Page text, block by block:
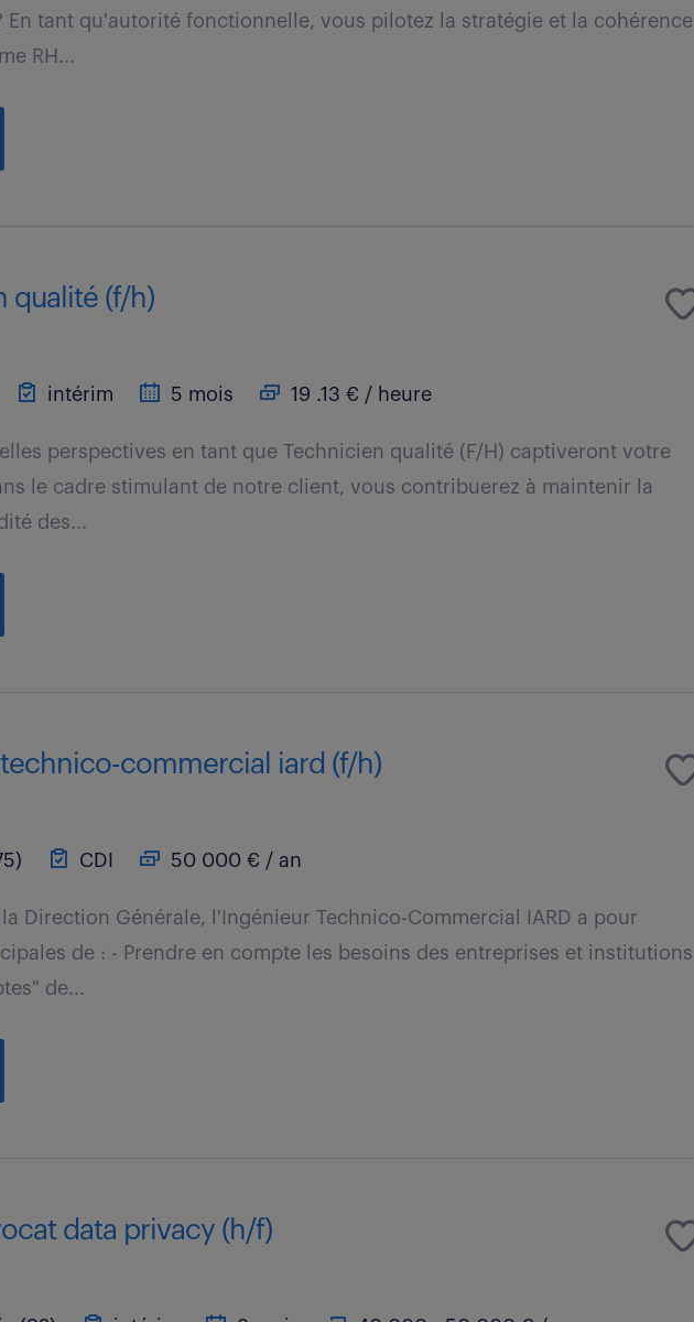
En tant qu'autorité fonctionnelle, vous pilotez la stratégie et la cohérence
RH...
qualité (f/h)
intérim 5 mois 19 .13 € / heure
perspectives en tant que Technicien qualité (F/H) captiveront votre
le cadre stimulant de notre client, vous contribuerez à maintenir la
des...
commercial iard (f/h)
CDI 50 000 € / an
la Direction Générale, l'Ingénieur Technico-Commercial IARD a pour
de : - Prendre en compte les besoins des entreprises et institutions
de...
data privacy (h/f)